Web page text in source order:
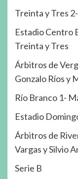
Treinta y Tres
Estadio Centro
Treinta y Tres
Árbitros de
Gonzalo Ríos y
Río Branco 1-
Estadio
Árbitros de
Vargas y Silvio
Serie B